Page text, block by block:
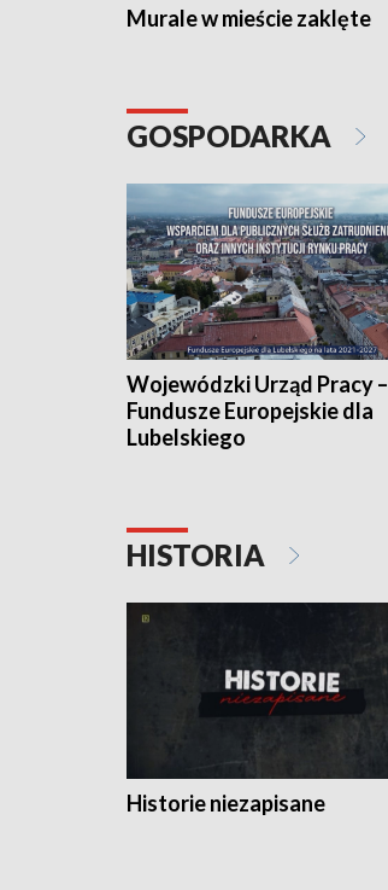
Murale w mieście zaklęte
GOSPODARKA
Wojewódzki Urząd Pracy –
Fundusze Europejskie dla
Lubelskiego
HISTORIA
Historie niezapisane